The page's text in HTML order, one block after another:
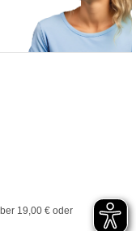
19,00 € oder